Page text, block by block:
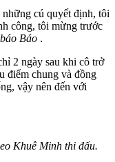
cú quyết định, tôi
công, tôi mừng trước
báo Báo .
2 ngày sau khi cô trở
điểm chung và đồng
vậy nên đến với
Khuê Minh thi đấu.